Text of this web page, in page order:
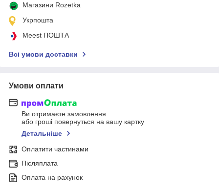
Магазини Rozetka
Укрпошта
Meest ПОШТА
Всі умови доставки
Умови оплати
Ви отримаєте замовлення
або гроші повернуться на вашу картку
Детальніше
Оплатити частинами
Післяплата
Оплата на рахунок